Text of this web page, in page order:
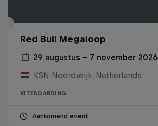
Red Bull Megaloop
29 augustus – 7 november 2026
KSN Noordwijk, Netherlands
KITEBOARDING
Aankomend event